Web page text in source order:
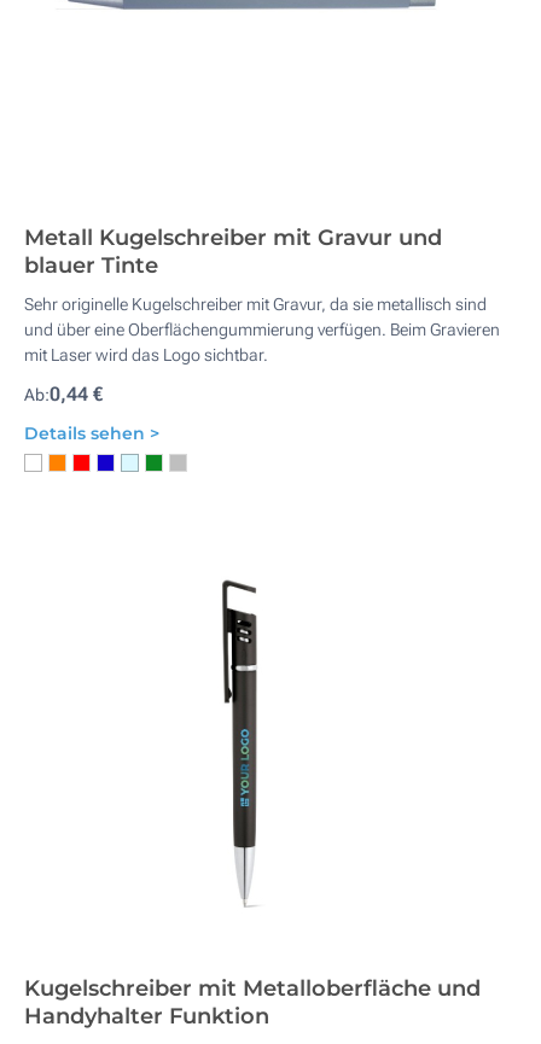
Metall Kugelschreiber mit Gravur und
blauer Tinte
Sehr originelle Kugelschreiber mit Gravur, da sie metallisch sind
und über eine Oberflächengummierung verfügen. Beim Gravieren
mit Laser wird das Logo sichtbar.
Ab:0,44 €
Details sehen >
Kugelschreiber mit Metalloberfläche und
Handyhalter Funktion